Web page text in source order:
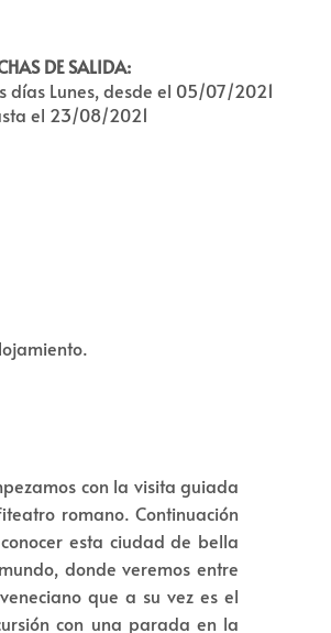
DE SALIDA:
días Lunes, desde el 05/07/2021
el 23/08/2021
con la visita guiada
romano. Continuación
esta ciudad de bella
donde veremos entre
que a su vez es el
con una parada en la